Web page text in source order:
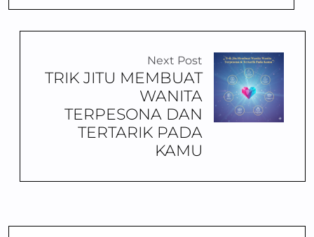
Next Post
TRIK JITU MEMBUAT
WANITA
TERPESONA DAN
TERTARIK PADA
KAMU